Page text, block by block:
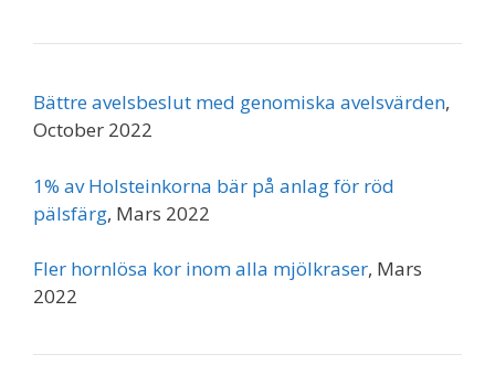
Bättre avelsbeslut med genomiska avelsvärden,
October 2022
1% av Holsteinkorna bär på anlag för röd
pälsfärg, Mars 2022
Fler hornlösa kor inom alla mjölkraser, Mars
2022